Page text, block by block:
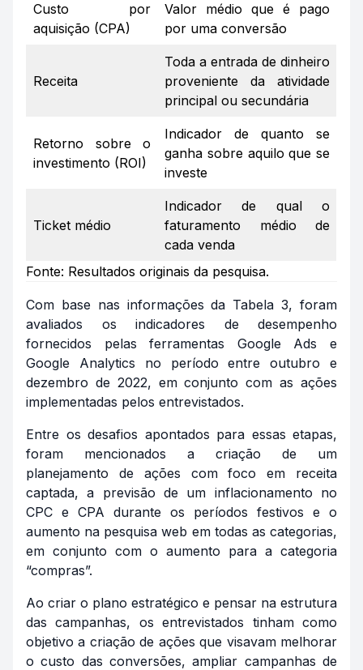
Custo por
aquisição (CPA)
Valor médio que é pago
por uma conversão
Receita
Toda a entrada de dinheiro
proveniente da atividade
principal ou secundária
Retorno sobre o
investimento (ROI)
Indicador de quanto se
ganha sobre aquilo que se
investe
Ticket médio
Indicador de qual o
faturamento médio de
cada venda
Fonte: Resultados originais da pesquisa.
Com base nas informações da Tabela 3, foram
avaliados os indicadores de desempenho
fornecidos pelas ferramentas Google Ads e
Google Analytics no período entre outubro e
dezembro de 2022, em conjunto com as ações
implementadas pelos entrevistados.
Entre os desafios apontados para essas etapas,
foram mencionados a criação de um
planejamento de ações com foco em receita
captada, a previsão de um inflacionamento no
CPC e CPA durante os períodos festivos e o
aumento na pesquisa web em todas as categorias,
em conjunto com o aumento para a categoria
“compras”.
Ao criar o plano estratégico e pensar na estrutura
das campanhas, os entrevistados tinham como
objetivo a criação de ações que visavam melhorar
o custo das conversões, ampliar campanhas de